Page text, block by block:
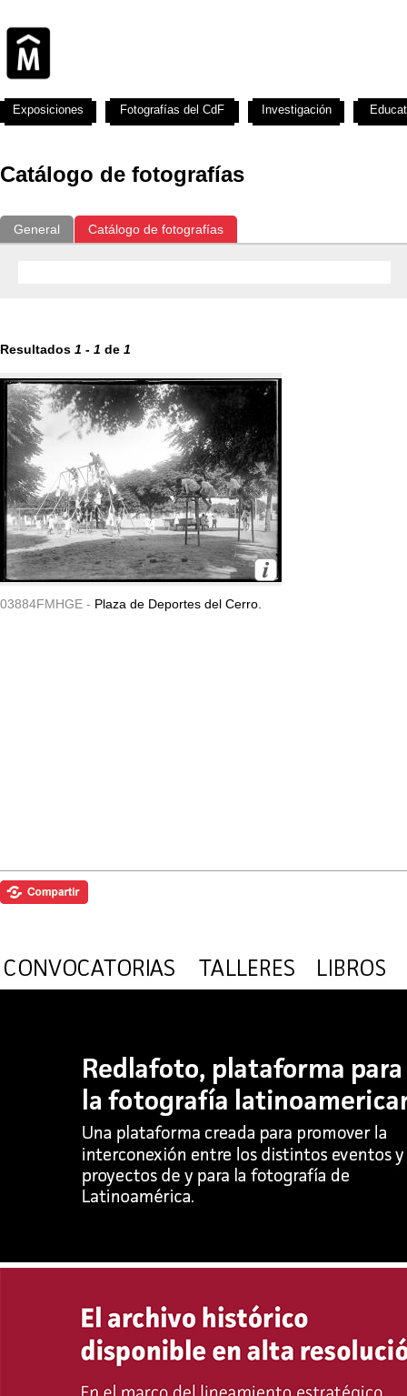
Catálogo de fotografías
General Catálogo de fotografías
Resultados 1 - 1 de 1
03884FMHGE - Plaza de Deportes del Cerro.
Exposiciones Fotografías del CdF Investigación